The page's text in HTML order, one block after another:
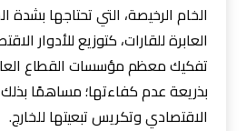
الخام الرخيصة، التي تحتاجها بشدة
العابرة للقارات، كتوزيع للأدوار
تفكيك معظم مؤسسات القطاع
بذريعة عدم كفاءتها؛ مساهمًا
الاقتصادي وتكريس تبعيتها للخارج.